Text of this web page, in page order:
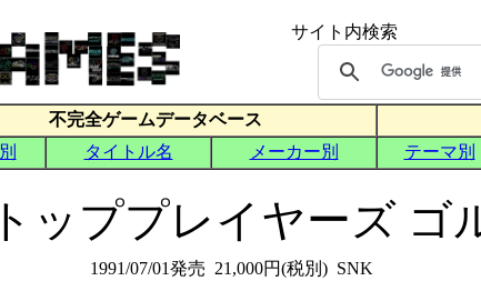
トッププレイヤーズ ゴ
1991/07/01発売 21,000円(税別) SNK